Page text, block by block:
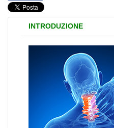
INTRODUZIONE